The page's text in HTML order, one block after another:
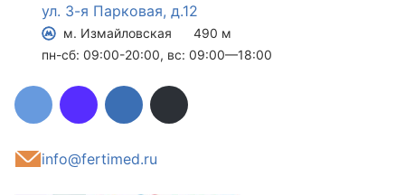
ул. 3-я Парковая, д.12
м. Измайловская
490 м
пн-сб: 09:00-20:00, вс: 09:00—18:00
info@fertimed.ru